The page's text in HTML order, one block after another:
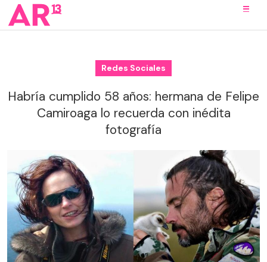
Redes Sociales
Habría cumplido 58 años: hermana de Felipe
Camiroaga lo recuerda con inédita
fotografía